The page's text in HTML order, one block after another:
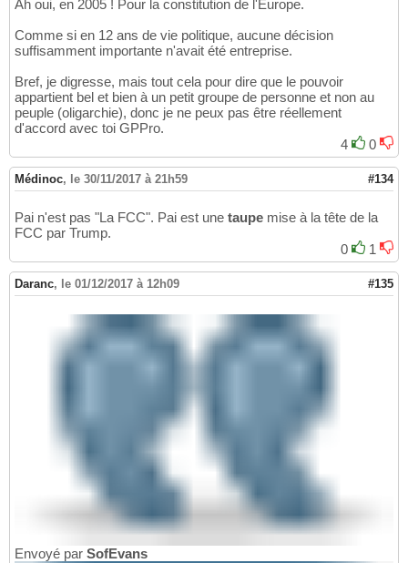
Ah oui, en 2005 ! Pour la constitution de l'Europe.
Comme si en 12 ans de vie politique, aucune décision
suffisamment importante n'avait été entreprise.
Bref, je digresse, mais tout cela pour dire que le pouvoir
appartient bel et bien à un petit groupe de personne et non au
peuple (oligarchie), donc je ne peux pas être réellement
d'accord avec toi GPPro.
4
0
Médinoc, le 30/11/2017 à 21h59 #134
Pai n'est pas "La FCC". Pai est une taupe mise à la tête de la
FCC par Trump.
0
1
Daranc, le 01/12/2017 à 12h09 #135
Envoyé par SofEvans